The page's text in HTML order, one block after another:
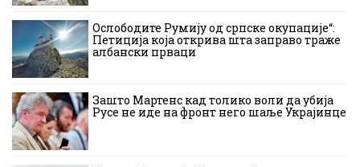
Ослободите Румију од српске окупације“:
Петиција која открива шта заправо траже
албански прваци
Зашто Мартенс кад толико воли да убија
Русе не иде на фронт него шаље Украјинце